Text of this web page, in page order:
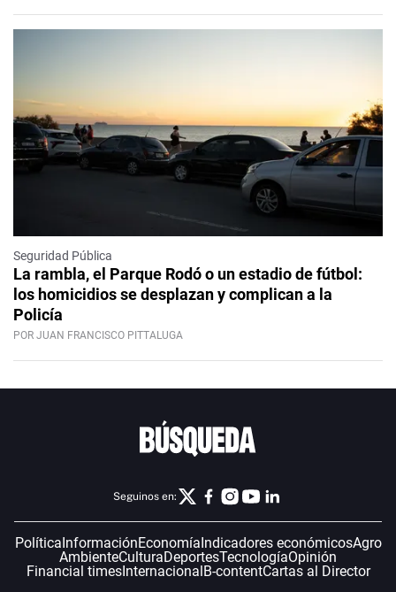
Seguridad Pública
La rambla, el Parque Rodó o un estadio de fútbol:
los homicidios se desplazan y complican a la
Policía
POR JUAN FRANCISCO PITTALUGA
Seguinos en:
Política InformaciónEconomía Indicadores económicosAgro
AmbienteCulturaDeportesTecnologíaOpinión
Financial timesInternacional B-contentCartas al Director